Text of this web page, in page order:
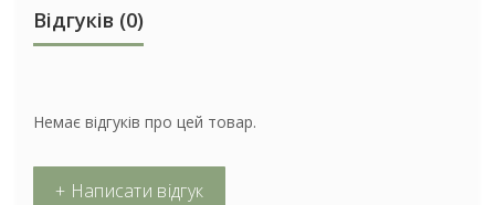
Відгуків (0)
Немає відгуків про цей товар.
+ Написати відгук